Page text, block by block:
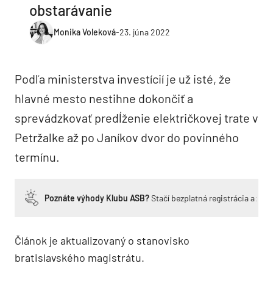
obstarávanie
Monika Voleková-23. júna 2022
Podľa ministerstva investícií je už isté, že
hlavné mesto nestihne dokončiť a
sprevádzkovať predĺženie električkovej trate v
Petržalke až po Janíkov dvor do povinného
termínu.
Poznáte výhody Klubu ASB?Stačí bezplatná registrácia a
Článok je aktualizovaný o stanovisko
bratislavského magistrátu.